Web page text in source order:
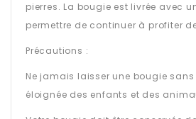
pierres. La bougie est livrée avec
permettre de continuer à profiter
Précautions :
Ne jamais laisser une bougie
éloignée des enfants et des